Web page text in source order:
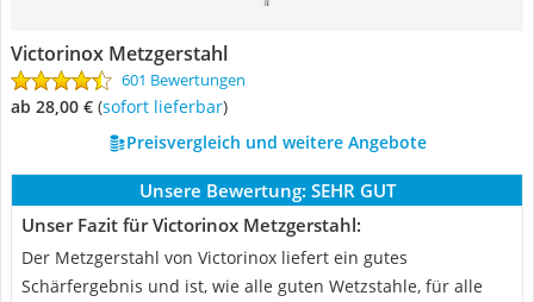
Victorinox Metzgerstahl
601 Bewertungen
ab 28,00 € ( Sofort lieferbar)
Preisvergleich und weitere Angebote
Unsere Bewertung: SEHR GUT
Unser Fazit für Victorinox Metzgerstahl:
Der Metzgerstahl von Victorinox liefert ein gutes
Schärfergebnis und ist, wie alle guten Wetzstahle, für alle